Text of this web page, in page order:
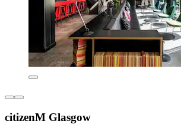
citizenM Glasgow